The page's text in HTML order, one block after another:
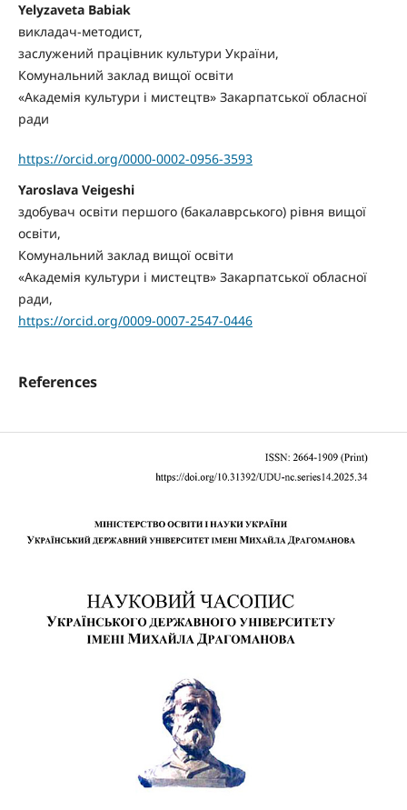
Yelyzaveta Babiak
викладач-методист,
заслужений працівник культури України,
Комунальний заклад вищої освіти
«Академія культури і мистецтв» Закарпатської обласної
ради
https://orcid.org/0000-0002-0956-3593
Yaroslava Veigeshi
здобувач освіти першого (бакалаврського) рівня вищої
освіти,
Комунальний заклад вищої освіти
«Академія культури і мистецтв» Закарпатської обласної
ради,
https://orcid.org/0009-0007-2547-0446
References